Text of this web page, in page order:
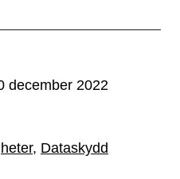
december 2022
Dataskydd